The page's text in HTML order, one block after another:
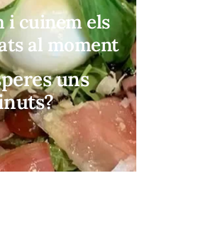
i cuinem els
al moment
uns